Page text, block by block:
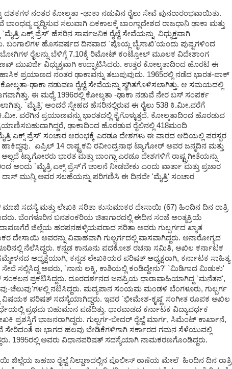
ದಶಕಗಳ ನಂತರ ಕೋಲ್ಕತಾ -ಢಾಕಾ ನಡುವಿನ ರೈಲು ಸೇವೆ ಪುನರಾರಂಭವಾಯಿತು.
ವೃದ್ಧಿಸುವ ಸಲುವಾಗಿ ಏಕಕಾಲಕ್ಕೆ ಬಾಂಗ್ಲಾದೇಶದ ರಾಜಧಾನಿ ಢಾಕಾ ಮತ್ತು
ಎಕ್ಸ್ ಪ್ರೆಸ್' ಹೆಸರಿನ ಸಾರ್ವಜನಿಕ ರೈಲ್ವೆ ಸೇವೆಯನ್ನು ವಿಧ್ಯುಕ್ತವಾಗಿ
ಬಂಗಾಲಿಗಳ ಹೊಸವರ್ಷದ ದಿನವಾದ `ಪೊಯ್ಲ ಬೈಸಾಖಿ'ಯಂದು ಪುಷ್ಪಗಳಿಂದ
ರೈಲನ್ನು ಬೆಳಿಗ್ಗೆ 7.10ಕ್ಕೆ ರಿಮೋಟ್ ಕಂಟ್ರೋಲ್ ಮೂಲಕ ವಿದೇಶಾಂಗ
ಮುಖರ್ಜಿ ವಿಧ್ಯುಕ್ತವಾಗಿ ಉದ್ಘಾಟಿಸಿದರು. ಉತ್ತರ ಕೋಲ್ಕತಾದಿಂದ ಹೊರಟ ಈ
ಪ್ರಯಾಣದ ನಂತರ ಢಾಕಾವನ್ನು ತಲುಪುವುದು. 1965ರಲ್ಲಿ ನಡೆದ ಭಾರತ-ಪಾಕ್
ಢಾಕಾ ನಡುವಣ ರೈಲ್ವೆ ಸೇವೆಯನ್ನು ಸ್ಥಗಿತಗೊಳಿಸಲಾಗಿತ್ತು. ಆ ಸಮಯದಲ್ಲಿ
ಈ ಮಧ್ಯೆ 1996ರಲ್ಲಿ ಕೋಲ್ಕತಾ -ಢಾಕಾ ನಡುವೆ ನೇರ ಬಸ್ ಸಂಪರ್ಕ
`ಮೈತ್ರಿ' ಅಂದರೆ ಸ್ನೇಹದ ಹೆಸರಿನಲ್ಲಿರುವ ಈ ರೈಲು 538 ಕಿ.ಮೀ.ವರೆಗೆ
ವರೆಗಿನ ಪ್ರಯಾಣವನ್ನು ಭಾರತದಲ್ಲಿ ಕೈಗೊಳ್ಳುತ್ತದೆ. ಕೋಲ್ಕತಾದಿಂದ ಹೊರಡುವ
ಢಾಕಾದಿಂದ ಹೊರಡುವ ರೈಲಿನಲ್ಲಿ 418ಮಂದಿ
ಎಕ್ಸ್ ಪ್ರೆಸ್' ಸಂಚಾರ ಆರಂಭಕ್ಕೆ ಎರಡೂ ದೇಶಗಳು ಈ ವಾರದ ಆದಿಯಲ್ಲಿ ಪರಸ್ಪರ
ಏಪ್ರಿಲ್ 14 ರಾಷ್ಟ್ರಕವಿ ರವೀಂದ್ರನಾಥ ಟ್ಯಾಗೋರ್ ಅವರ ಜನ್ಮದಿನ ಮತ್ತು
ಟ್ಯಾಗೋರರು ಭಾರತ ಮತ್ತು ಬಾಂಗ್ಲಾ ಎರಡೂ ದೇಶಗಳಿಗೆ ರಾಷ್ಟ್ರಗೀತೆಯನ್ನು
ಅಂದು `ಮೈತ್ರಿ ಎಕ್ಸ್ ಪ್ರೆಸ್'ಗೆ ಚಾಲನೆ ನೀಡಬೇಕು ಎಂದು ವಾರ್ತಾ ಮತ್ತು ಪ್ರಚಾರ
ಮುನ್ಯಿ ಅವರ ಸಲಹೆಯನ್ನು ಪರಿಗಣಿಸಿ ಈ ದಿನವೇ 'ಮೈತ್ರಿ' ಸಂಚಾರ
ಸದಸ್ಯೆ ಮತ್ತು ಲೇಖಕಿ ಸರಿತಾ ಕುಸುಮಾಕರ ದೇಸಾಯಿ (67) ಹಿಂದಿನ ದಿನ ರಾತ್ರಿ
ಬೆಂಗಳೂರಿನ ಬನಶಂಕರಿಯ ಚಿತಾಗಾರದಲ್ಲಿ ಈದಿನ ಸಂಜೆ ಅಂತ್ಯಕ್ರಿಯೆ
ಜಿಲ್ಲೆಯ ಹರಪನಹಳ್ಳಿಯವರಾದ ಸರಿತಾ ಅವರು ಗುಲ್ಬರ್ಗದ ಖ್ಯಾತ
ದೇಸಾಯಿ ಅವರನ್ನು ವಿವಾಹವಾಗಿ ಗುಲ್ಬರ್ಗದಲ್ಲಿ ವಾಸವಾಗಿದ್ದರು. ಅನಾರೋಗ್ಯದ
ನೆಲೆಸಿದ್ದರು. ಕನ್ನಡ ಕಾನೂನು ಪದಕೋಶ ರಚನಾ ಸಮಿತಿ, ಅಖಿಲ ಕರ್ನಾಟಕ
ಅಧ್ಯಕ್ಷೆಯಾಗಿ, ಕನ್ನಡ ಲೇಖಕಿಯರ ಪರಿಷತ್ ಅಧ್ಯಕ್ಷರಾಗಿ, ಕರ್ನಾಟಕ ಸಾಹಿತ್ಯ
ಸಲ್ಲಿಸಿದ್ದ ಅವರು, `ನಾನು ಲಕ್ಕಿ, ಕಾಶಿಯಲ್ಲಿ ಕಂಡಿದ್ದೇನು?' `ಮಿಡಿಗಾದ ಮಿಡುಕು'
ಸಂಕಲನ ಪ್ರಕಟಿಸಿದ್ದರು. ದೂರದರ್ಶನದ ಜನಪ್ರಿಯ ಧಾರಾವಾಹಿಯಾಗಿದ್ದ `ಮನೆತನ',
ಚೆಲುವು'ಗಳಲ್ಲಿ ನಟಿಸಿದ್ದರು. ಮದ್ಯಪಾನ ಸಂಯಮ ಮಂಡಳಿ ಬೆಂಗಳೂರು, ಗುಲ್ಬರ್ಗ
ವಿಷಯಕ ಪರಿಷತ್ ಸದಸ್ಯೆಯಾಗಿದ್ದರು. ಇವರ `ಭೀಮೇಶ-ಕೃಷ್ಣ' ಸಂಗೀತ ರೂಪಕ ಅಖಿಲ
ಪ್ರಥಮ ಬಹುಮಾನ ಪಡೆದಿತ್ತು. ಧಾರವಾಡದ ಕರ್ನಾಟಕ ವಿದ್ಯಾವರ್ಧಕ
ಪ್ರಶಸ್ತಿಗೆ ಭಾಜನರಾಗಿದ್ದರು. ಗುಲ್ಬರ್ಗ-ಬೀದರ್ ರೈಲ್ವೆ ಮಾರ್ಗ, ಸಿಮೆಂಟ್ ಕಾರ್ಖಾನೆ,
ಸೇರಿದಂತೆ ಈ ಭಾಗದ ಹಲವು ಬೇಡಿಕೆಗಳಿಗಾಗಿ ಸರ್ಕಾರದ ಗಮನ ಸೆಳೆಯುವಲ್ಲಿ
1995ರಲ್ಲಿ ಅವರು ವಿಧಾನಪರಿಷತ್ ಸದಸ್ಯೆಯಾಗಿ ನಾಮಕರಣಗೊಂಡಿದ್ದರು.
ಜಿಲ್ಲೆಯ ಜಹಜಾ ರೈಲ್ವೆ ನಿಲ್ದಾಣದಲ್ಲಿನ ಪೊಲೀಸ್ ಠಾಣೆಯ ಮೇಲೆ ಹಿಂದಿನ ದಿನ ರಾತ್ರಿ